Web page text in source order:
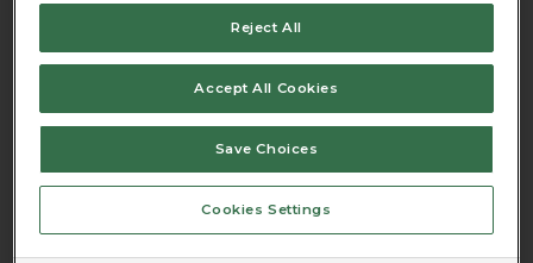
Ingredienser
0,75 dl JOKK Svarta vinbär, koncentrat
4 stora kycklingfiléer
0,5 dl kinesisk soja
Reject All
Accept All Cookies
Save Choices
Cookies Settings